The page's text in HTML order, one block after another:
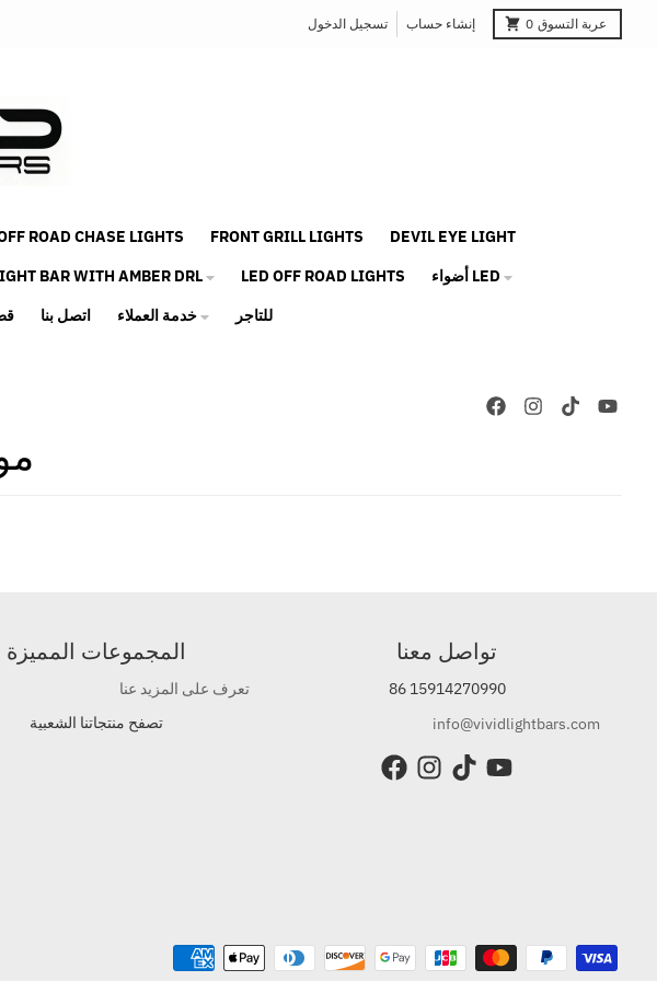
تسجيل الدخول إنشاء حساب 0 عربة التسوق
ROAD CHASE LIGHTS FRONT GRILL LIGHTS
DEVIL EYE LIGHT
BAR WITH AMBER DRL LED OFF ROAD LIGHTS
أضواء LED
اتصل بنا خدمة العملاء للتاجر
المجموعات المميزة
تعرف على المزيد عنا
تصفح منتجاتنا الشعبية
تواصل معنا
86 15914270990
info@vividlightbars.com
طرق الدفع